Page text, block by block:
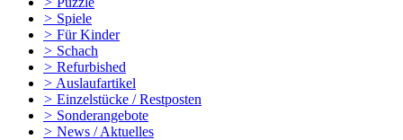
> Spiele
> Für Kinder
> Schach
> Refurbished
> Auslaufartikel
> Einzelstücke / Restposten
> Sonderangebote
> News / Aktuelles